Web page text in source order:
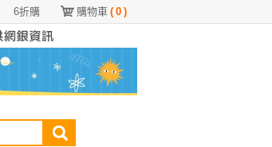
購物車 ( 0 )
6折購